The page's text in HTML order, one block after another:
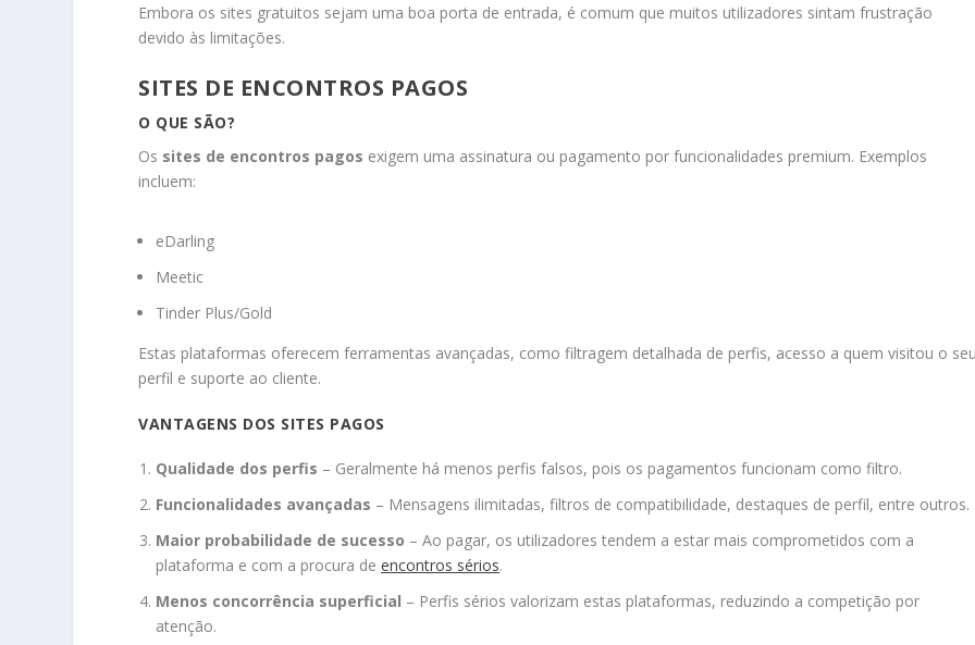
Embora os sites gratuitos sejam uma boa porta de entrada, é comum que muitos utilizadores sintam frustração
devido às limitações.
SITES DE ENCONTROS PAGOS
O QUE SÃO?
Os sites de encontros pagos exigem uma assinatura ou pagamento por funcionalidades premium. Exemplos
incluem:
eDarling
Meetic
Tinder Plus/Gold
Estas plataformas oferecem ferramentas avançadas, como filtragem detalhada de perfis, acesso a quem visitou o
perfil e suporte ao cliente.
VANTAGENS DOS SITES PAGOS
Qualidade dos perfis – Geralmente há menos perfis falsos, pois os pagamentos funcionam como filtro.
Funcionalidades avançadas – Mensagens ilimitadas, filtros de compatibilidade, destaques de perfil, entre outros.
Maior probabilidade de sucesso – Ao pagar, os utilizadores tendem a estar mais comprometidos com a
plataforma e com a procura deencontros sérios.
Menos concorrência superficial – Perfis sérios valorizam estas plataformas, reduzindo a competição por
atenção.